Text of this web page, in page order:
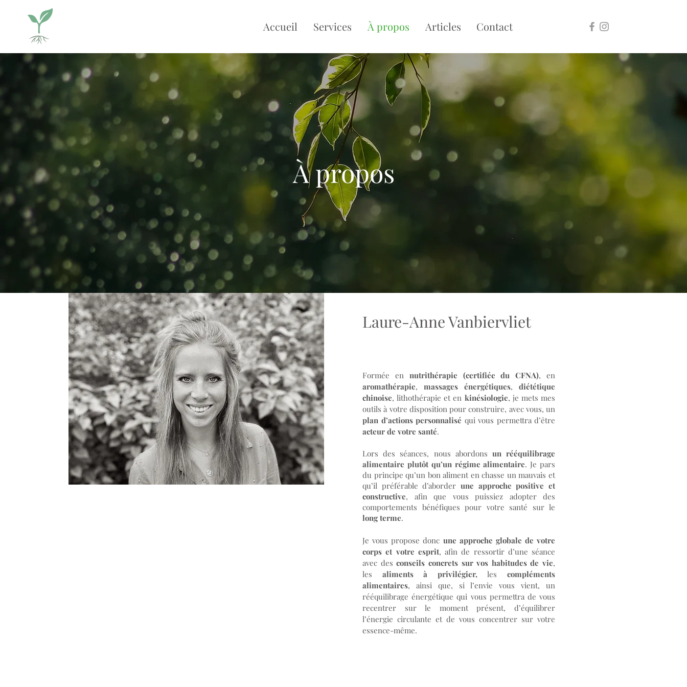
Accueil Services À propos Articles Contact
À propos
Laure-Anne Vanbiervliet
Formée en nutrithérapie (certifiée du CFNA), en
aromathérapie, massages énergétiques, diététique
chinoise, lithothérapie et en kinésiologie, je mets mes
outils à votre disposition pour construire, avec vous, un
plan d’actions personnalisé qui vous permettra d’être
acteur de votre santé.
Lors des séances, nous abordons un rééquilibrage
alimentaire plutôt qu’un régime alimentaire. Je pars
du principe qu’un bon aliment en chasse un mauvais et
qu’il préférable d’aborder une approche positive et
constructive, afin que vous puissiez adopter des
comportements bénéfiques pour votre santé sur le
long terme.
Je vous propose donc une approche globale de votre
corps et votre esprit, afin de ressortir d’une séance
avec desconseils concrets sur vos habitudes de vie,
les aliments à privilégier,lescompléments
alimentaires, ainsi que, si l’envie vous vient, un
rééquilibrage énergétique qui vous permettra de vous
recentrer sur le moment présent, d’équilibrer
l’énergie circulante et de vous concentrer sur votre
essence-même.